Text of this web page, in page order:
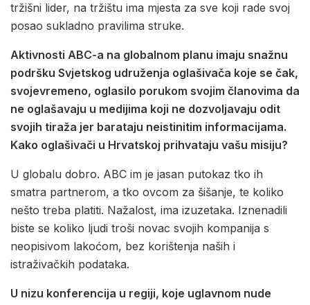
tržišni lider, na tržištu ima mjesta za sve koji rade svoj
posao sukladno pravilima struke.
Aktivnosti ABC-a na globalnom planu imaju snažnu
podršku Svjetskog udruženja oglašivača koje se čak,
svojevremeno, oglasilo porukom svojim članovima da
ne oglašavaju u medijima koji ne dozvoljavaju odit
svojih tiraža jer barataju neistinitim informacijama.
Kako oglašivači u Hrvatskoj prihvataju vašu misiju?
U globalu dobro. ABC im je jasan putokaz tko ih
smatra partnerom, a tko ovcom za šišanje, te koliko
nešto treba platiti. Nažalost, ima izuzetaka. Iznenadili
biste se koliko ljudi troši novac svojih kompanija s
neopisivom lakoćom, bez korištenja naših i
istraživačkih podataka.
U nizu konferencija u regiji, koje uglavnom nude